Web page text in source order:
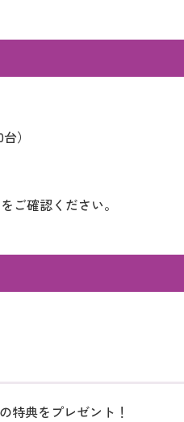
）
ご確認ください。
特典をプレゼント！